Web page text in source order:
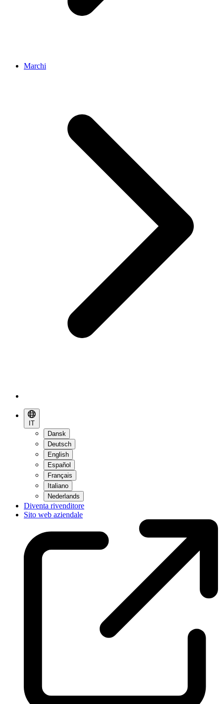
Marchi
IT
Dansk
Deutsch
English
Español
Français
Italiano
Nederlands
Diventa rivenditore
Sito web aziendale